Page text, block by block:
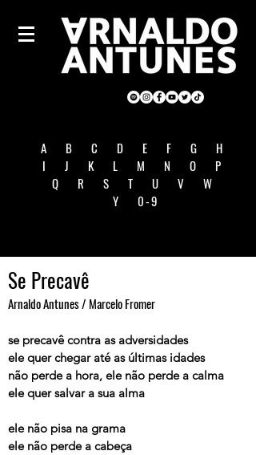
A B C D E F G
H
I
J K L M N O
P
Q
R S T U V
W
Y
0-9
Se Precavê
Arnaldo Antunes / Marcelo Fromer
se precavê contra as adversidades
ele quer chegar até as últimas idades
não perde a hora, ele não perde a calma
ele quer salvar a sua alma
ele não pisa na grama
ele não perde a cabeça